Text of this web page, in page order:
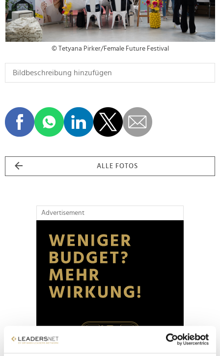
© Tetyana Pirker/Female Future Festival
ALLE FOTOS
Advertisement